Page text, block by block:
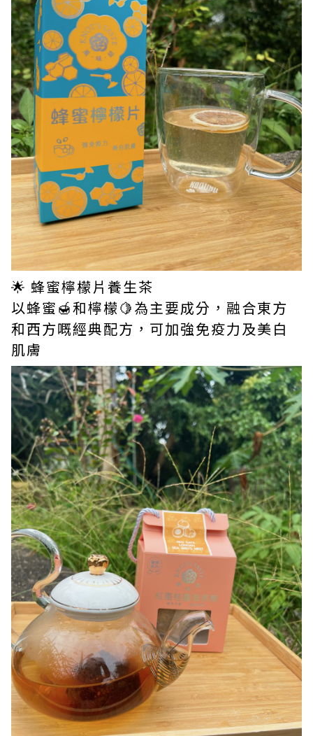
🌟 蜂蜜檸檬片養生茶
以蜂蜜🍯和檸檬🍋為主要成分，融合東方
和西方嘅經典配方，可加強免疫力及美白
肌膚